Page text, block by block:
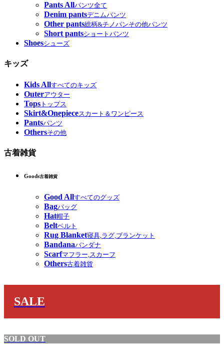
Pants Allパンツ全て
Denim pantsデニムパンツ
Other pants総柄&チノパンその他パンツ
Short pantsショートパンツ
Shoesシューズ
キッズ
Kids Allすべてのキッズ
Outerアウター
Tops トップス
Skirt&Onepieceスカート＆ワンピース
Pantsパンツ
Othersその他
古着雑貨
Goods古着雑貨
Good Allすべてのグッズ
Bagバッグ
Hat帽子
Beltベルト
Rug Blanket寝具,ラグ,ブランケット
Bandanaバンダナ
Scarfマフラー,スカーフ
Others古着雑貨
SALE
SOLD OUT